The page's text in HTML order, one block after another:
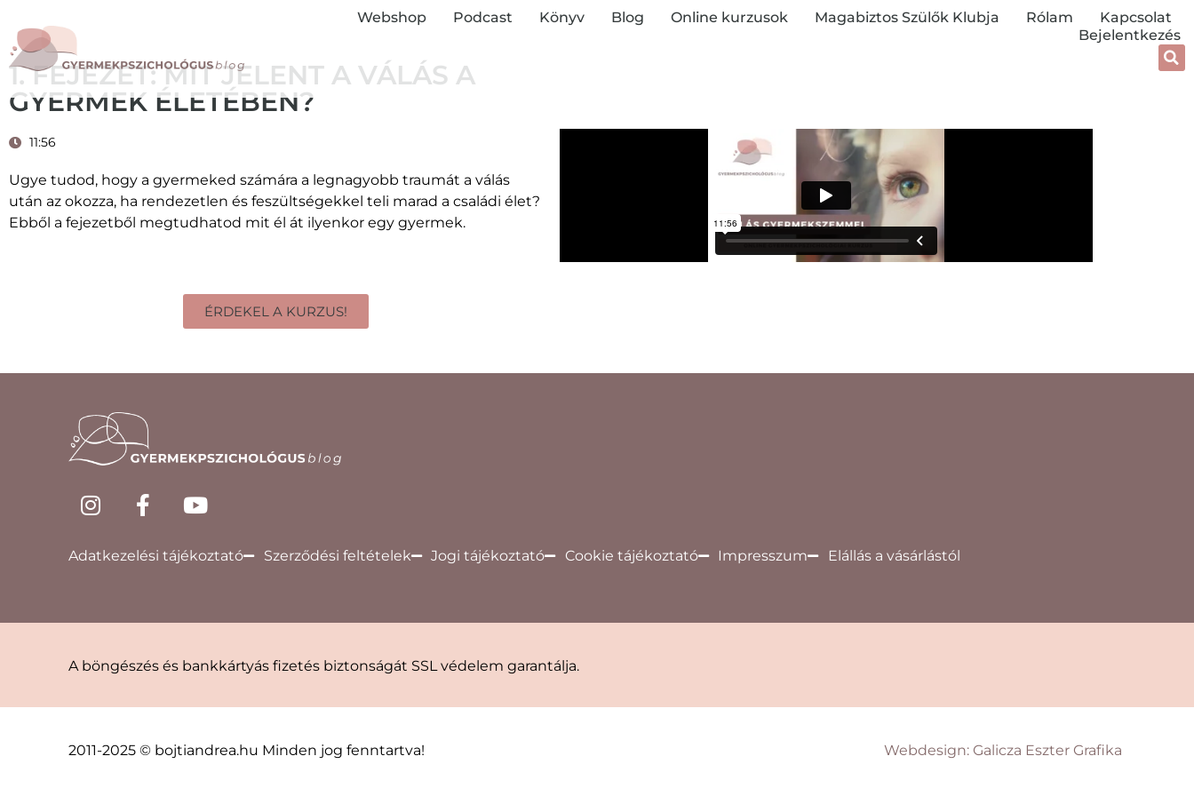
Webshop Podcast Könyv Blog Online kurzusok Magabiztos Szülők Klubja Rólam
Kapcsolat
Bejelentkezés
1. FEJEZET: MIT JELENT A VÁLÁS A
GYERMEK ÉLETÉBEN?
11:56
Ugye tudod, hogy a gyermeked számára a legnagyobb traumát a válás
után az okozza, ha rendezetlen és feszültségekkel teli marad a családi élet?
Ebből a fejezetből megtudhatod mit él át ilyenkor egy gyermek.
ÉRDEKEL A KURZUS!
Adatkezelési tájékoztató Szerződési feltételek Jogi tájékoztató Cookie tájékoztató Impresszum Elállás a vásárlástól
A böngészés és bankkártyás fizetés biztonságát SSL védelem garantálja.
2011-2025 © bojtiandrea.hu Minden jog fenntartva! Webdesign: Galicza Eszter Grafika